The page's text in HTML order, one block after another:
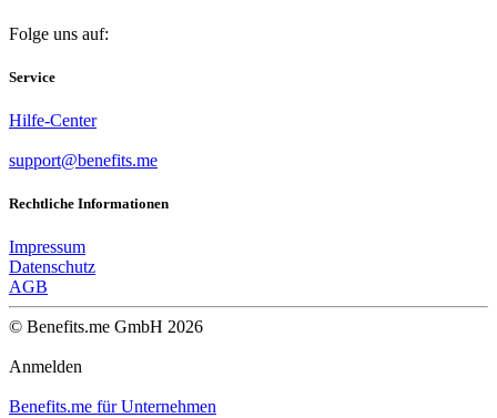
Folge uns auf:
Service
Hilfe-Center
support@benefits.me
Rechtliche Informationen
Impressum
Datenschutz
AGB
© Benefits.me GmbH 2026
Anmelden
Benefits.me für Unternehmen